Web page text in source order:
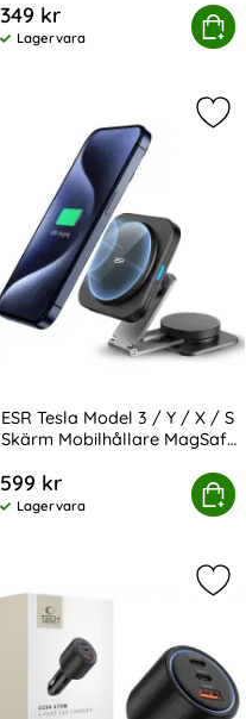
Med Bluetooth FM
349 kr
Tillgänglighet:
Lagervara
Köp
25W Qi2.2
i Fläktgaller Svart
gEAR Mobilhållare
ESR Tesla Model 3 / Y / X / S
Skärm Mobilhållare MagSafe
599 kr
Tillgänglighet:
Lagervara
Köp
Model 3 / Y / X / S
bilorganisatör För